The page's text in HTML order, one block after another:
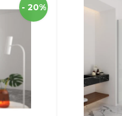
- 20%
Visina
Debljina stakla
Kaljeno staklo